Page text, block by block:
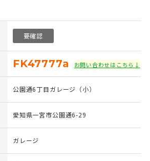
要確認
FK47777a お問い合わせはこちら↓
公園通6丁目ガレージ（小）
愛知県一宮市公園通6-29
ガレージ